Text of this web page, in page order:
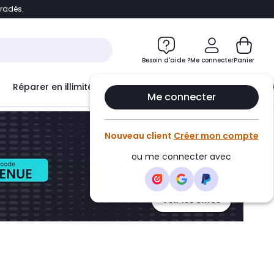
Besoin d'aide ?Me connecter
Me connecter
Nouveau client Créer mon compte
ou me connecter avec
Panier
Réparer en illimité avec Le Club Infinity